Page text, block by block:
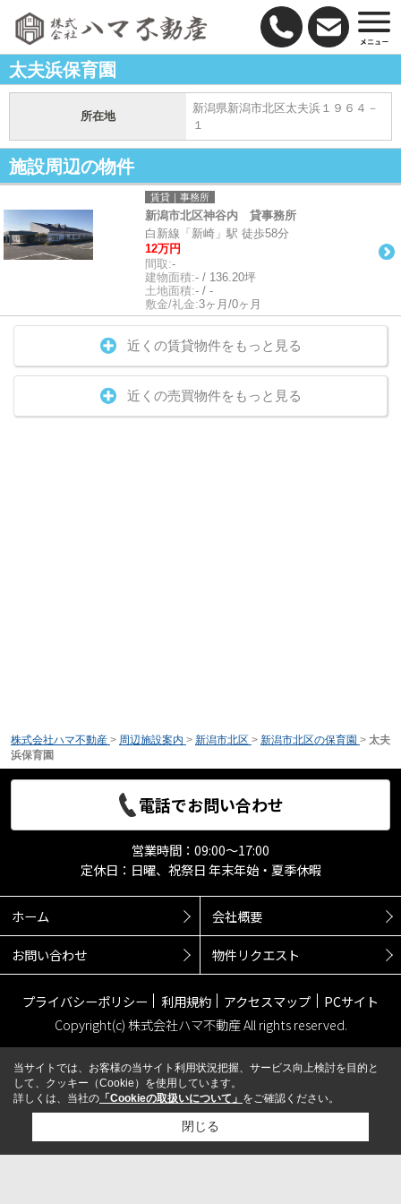
太夫浜保育園
所在地
新潟県新潟市北区太夫浜１９６４－
１
施設周辺の物件
賃貸｜事務所
新潟市北区神谷内 貸事務所
白新線「新崎」駅 徒歩58分
12万円
間取:-
建物面積:- / 136.20坪
土地面積:- / -
敷金/礼金:3ヶ月/0ヶ月
近くの賃貸物件をもっと見る
近くの売買物件をもっと見る
株式会社ハマ不動産 > 周辺施設案内 > 新潟市北区 > 新潟市北区の保育園 > 太夫
浜保育園
電話でお問い合わせ
営業時間：09:00～17:00
定休日：日曜、祝祭日 年末年始・夏季休暇
ホーム 会社概要
お問い合わせ 物件リクエスト
プライバシーポリシー 利用規約 アクセスマップ
PCサイト
Copyright(c) 株式会社ハマ不動産 All rights reserved.
当サイトでは、お客様の当サイト利用状況把握、サービス向上検討を目的と
して、クッキー（Cookie）を使用しています。
詳しくは、当社の 「Cookieの取扱いについて」 をご確認ください。
閉じる